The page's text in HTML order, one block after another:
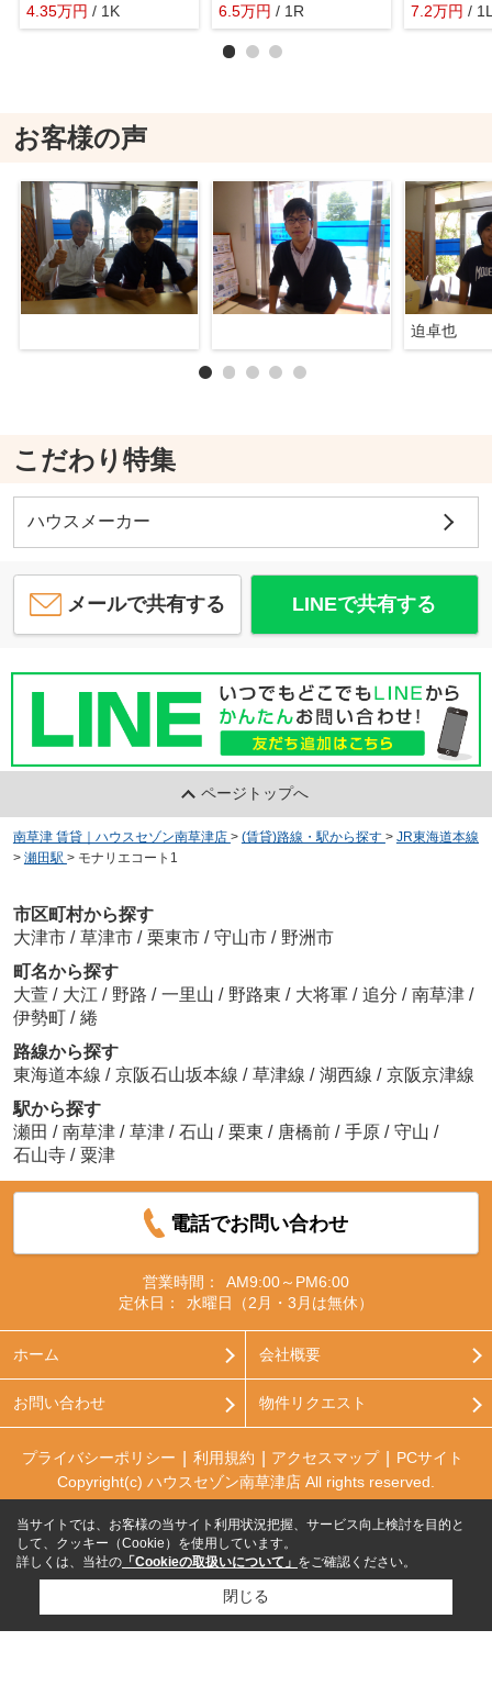
4.35万円 / 1K
6.5万円 / 1R
7.2万円 /
お客様の声
迫卓也
こだわり特集
ハウスメーカー
メールで共有する LINEで共有する
ページトップへ
南草津 賃貸｜ハウスセゾン南草津店 > (賃貸)路線・駅から探す > JR東海道本線
> 瀬田駅 > モナリエコート1
市区町村から探す
大津市 / 草津市 / 栗東市 / 守山市 / 野洲市
町名から探す
大萱 / 大江 / 野路 / 一里山 / 野路東 / 大将軍 / 追分 / 南草津 /
伊勢町 / 綣
路線から探す
東海道本線 / 京阪石山坂本線 / 草津線 / 湖西線 / 京阪京津線
駅から探す
瀬田 / 南草津 / 草津 / 石山 / 栗東 / 唐橋前 / 手原 / 守山 /
石山寺 / 粟津
電話でお問い合わせ
営業時間：
AM9:00～PM6:00
定休日：
水曜日（2月・3月は無休）
ホーム 会社概要
お問い合わせ 物件リクエスト
プライバシーポリシー 利用規約 アクセスマップ
PCサイト
Copyright(c) ハウスセゾン南草津店 All rights reserved.
当サイトでは、お客様の当サイト利用状況把握、サービス向上検討を目的と
して、クッキー（Cookie）を使用しています。
詳しくは、当社の 「Cookieの取扱いについて」 をご確認ください。
閉じる